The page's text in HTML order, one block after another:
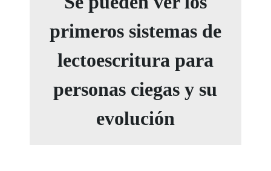
primeros sistemas de
lectoescritura para
personas ciegas y su
evolución